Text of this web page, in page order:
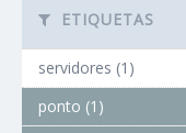
ETIQUETAS
servidores (1)
ponto (1)